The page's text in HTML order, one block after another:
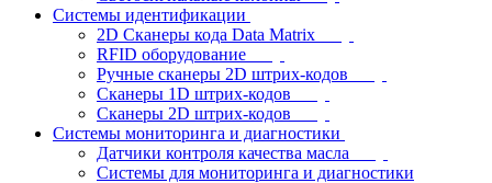
Системы идентификации
2D Сканеры кода Data Matrix
RFID оборудование
Ручные сканеры 2D штрих-кодов
Сканеры 1D штрих-кодов
Сканеры 2D штрих-кодов
Системы мониторинга и диагностики
Датчики контроля качества масла
Системы для мониторинга и диагностики